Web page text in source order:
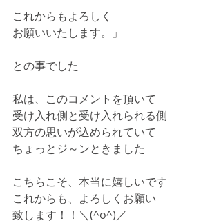
これからもよろしく
お願いいたします。」
との事でした
私は、このコメントを頂いて
受け入れ側と受け入れられる側
双方の思いが込められていて
ちょっとジ～ンときました
こちらこそ、本当に嬉しいです
これからも、よろしくお願い
致します！！＼(^o^)／